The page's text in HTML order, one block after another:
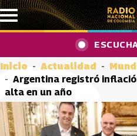
Pasar al contenido principal
Inicio Actualidad
Argentina registró
alta en un año